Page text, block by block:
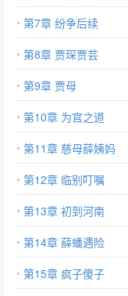
第7章 纷争后续
第8章 贾琛贾芸
第9章 贾母
第10章 为官之道
第11章 慈母薛姨妈
第12章 临别叮嘱
第13章 初到河南
第14章 薛蟠遇险
第15章 疯子傻子